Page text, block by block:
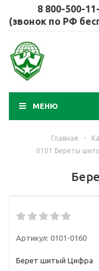
8 800-500-11-
(звонок по РФ
МЕНЮ
Главная -
0101 Береты
Артикул: 0101-0160
Берет шитый Цифра